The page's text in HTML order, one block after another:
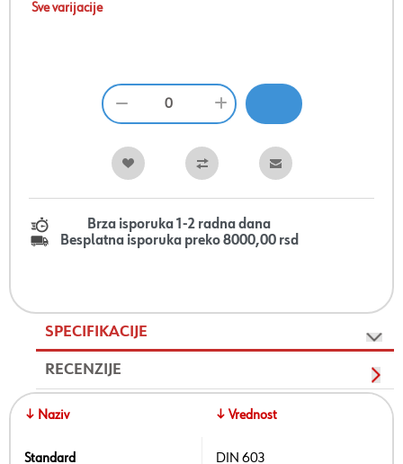
Sve varijacije
Brza isporuka 1-2 radna dana
Besplatna isporuka preko 8000,00 rsd
SPECIFIKACIJE
RECENZIJE
↓ Naziv ↓ Vrednost
Standard DIN 603